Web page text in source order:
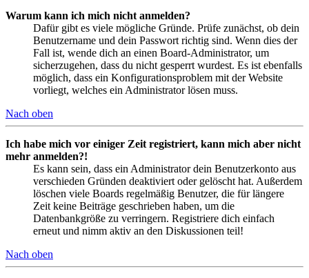
Warum kann ich mich nicht anmelden?
Dafür gibt es viele mögliche Gründe. Prüfe zunächst, ob dein
Benutzername und dein Passwort richtig sind. Wenn dies der
Fall ist, wende dich an einen Board-Administrator, um
sicherzugehen, dass du nicht gesperrt wurdest. Es ist ebenfalls
möglich, dass ein Konfigurationsproblem mit der Website
vorliegt, welches ein Administrator lösen muss.
Nach oben
Ich habe mich vor einiger Zeit registriert, kann mich aber nicht
mehr anmelden?!
Es kann sein, dass ein Administrator dein Benutzerkonto aus
verschieden Gründen deaktiviert oder gelöscht hat. Außerdem
löschen viele Boards regelmäßig Benutzer, die für längere
Zeit keine Beiträge geschrieben haben, um die
Datenbankgröße zu verringern. Registriere dich einfach
erneut und nimm aktiv an den Diskussionen teil!
Nach oben